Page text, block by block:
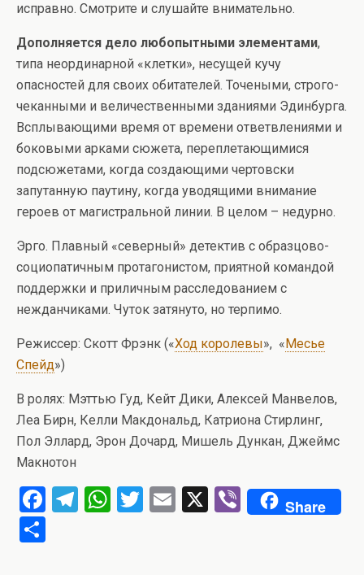
исправно. Смотрите и слушайте внимательно.
Дополняется дело любопытными элементами,
типа неординарной «клетки», несущей кучу
опасностей для своих обитателей. Точеными, строго-
чеканными и величественными зданиями Эдинбурга.
Всплывающими время от времени ответвлениями и
боковыми арками сюжета, переплетающимися
подсюжетами, когда создающими чертовски
запутанную паутину, когда уводящими внимание
героев от магистральной линии. В целом – недурно.
Эрго. Плавный «северный» детектив с образцово-
социопатичным протагонистом, приятной командой
поддержки и приличным расследованием с
нежданчиками. Чуток затянуто, но терпимо.
Режиссер: Скотт Фрэнк («Ход королевы», «Месье
Спейд»)
В ролях: Мэттью Гуд, Кейт Дики, Алексей Манвелов,
Леа Бирн, Келли Макдональд, Катриона Стирлинг,
Пол Эллард, Эрон Дочард, Мишель Дункан, Джеймс
Макнотон
F
T
W T
E
X
Vi
b
Share